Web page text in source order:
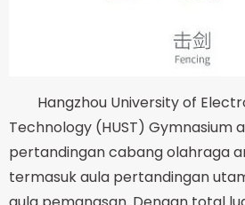
Hangzhou University of
Technology (HUST) Gymnasium
pertandingan cabang olahraga
termasuk aula pertandingan